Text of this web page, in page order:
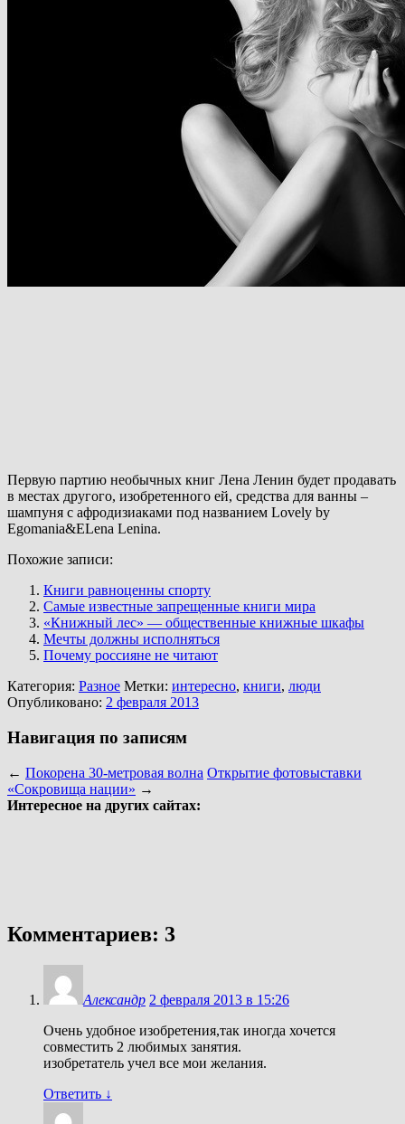
Первую партию необычных книг Лена Ленин будет продавать
в местах другого, изобретенного ей, средства для ванны –
шампуня с афродизиаками под названием Lovely by
Egomania&ELena Lenina.
Похожие записи:
Книги равноценны спорту
Самые известные запрещенные книги мира
«Книжный лес» — общественные книжные шкафы
Мечты должны исполняться
Почему россияне не читают
Категория: Разное Метки: интересно, книги, люди
Опубликовано: 2 февраля 2013
Навигация по записям
← Покорена 30-метровая волна Открытие фотовыставки
«Сокровища нации» →
Интересное на других сайтах:
Комментариев: 3
Александр 2 февраля 2013 в 15:26
Очень удобное изобретения,так иногда хочется
совместить 2 любимых занятия.
изобретатель учел все мои желания.
Ответить ↓